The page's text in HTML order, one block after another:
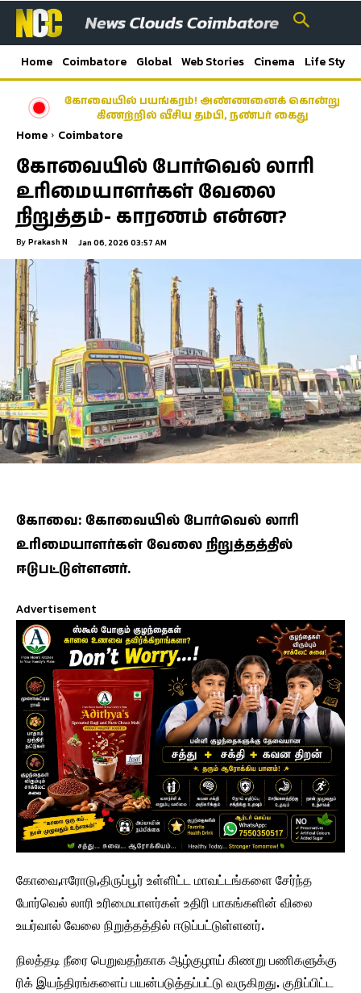
Home Coimbatore Global Web Stories Cinema Life Style
கோவையில் பயங்கரம்! அண்ணனைக் கொன்று
கிணற்றில் வீசிய தம்பி, நண்பர் கைது
Home Coimbatore
கோவையில் போர்வெல் லாரி
உரிமையாளர்கள் வேலை
நிறுத்தம்- காரணம் என்ன?
By Prakash N Jan 06, 2026 03:57 AM
கோவை: கோவையில் போர்வெல் லாரி
உரிமையாளர்கள் வேலை நிறுத்தத்தில்
ஈடுபட்டுள்ளனர்.
Advertisement
கோவை,ஈரோடு,திருப்பூர் உள்ளிட்ட மாவட்டங்களை சேர்ந்த
போர்வெல் லாரி உரிமையாளர்கள் உதிரி பாகங்களின் விலை
உயர்வால் வேலை நிறுத்தத்தில் ஈடுப்பட்டுள்ளனர்.
நிலத்தடி நீரை பெறுவதற்காக ஆழ்குழாய் கிணறு பணிகளுக்கு
ரிக் இயந்திரங்களைப் பயன்படுத்தப்பட்டு வருகிறது. குறிப்பிட்ட